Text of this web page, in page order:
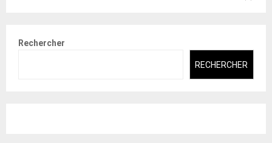
Rechercher
RECHERCHER